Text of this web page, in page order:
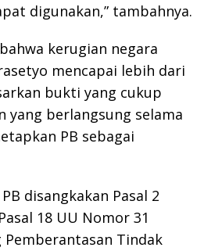
digunakan,” tambahnya.
kerugian negara
mencapai lebih dari
bukti yang cukup
yang berlangsung selama
PB sebagai
disangkakan Pasal 2
18 UU Nomor 31
Tindak